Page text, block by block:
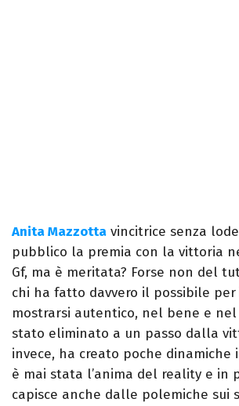
Anita Mazzotta vincitrice senza
pubblico la premia con la vittoria
Gf, ma è meritata? Forse non del
chi ha fatto davvero il possibile
mostrarsi autentico, nel bene e
stato eliminato a un passo dalla
invece, ha creato poche dinamiche
è mai stata l’anima del reality e in
capisce anche dalle polemiche sui